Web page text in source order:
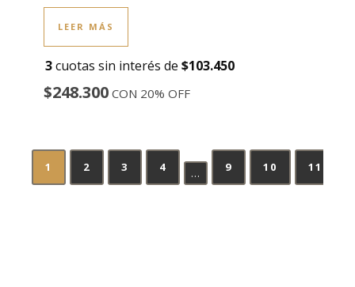
LEER MÁS
3cuotas sin interés de $103.450
$248.300 CON 20% OFF
1 2 3 4 … 9 10 11